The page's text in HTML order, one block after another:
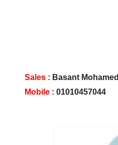
Sales: Basant Mohamed
Mobile: 01010457044